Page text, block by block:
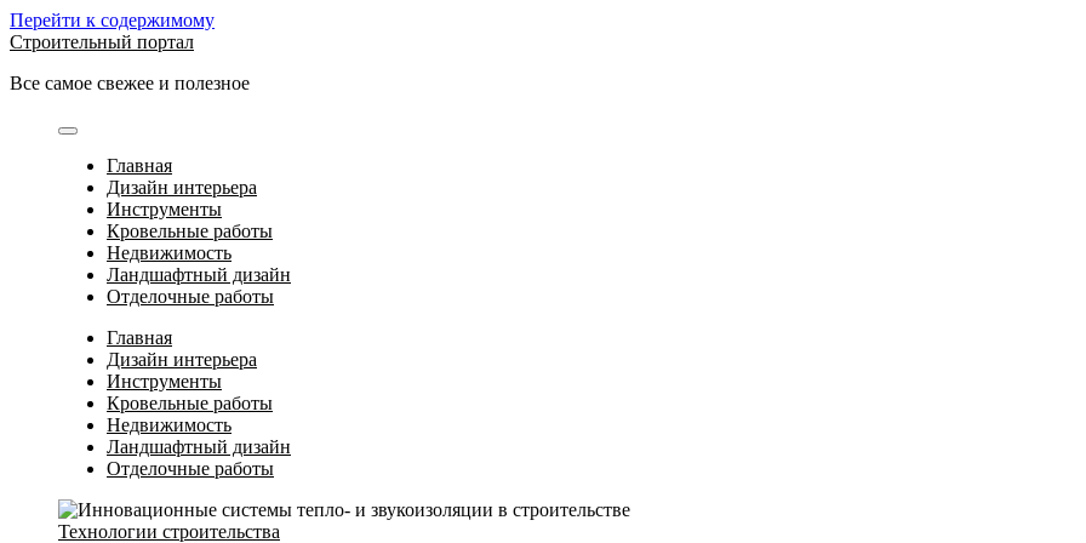
Перейти к содержимому
Строительный портал
Все самое свежее и полезное
Главная
Дизайн интерьера
Инструменты
Кровельные работы
Недвижимость
Ландшафтный дизайн
Отделочные работы
Главная
Дизайн интерьера
Инструменты
Кровельные работы
Недвижимость
Ландшафтный дизайн
Отделочные работы
Технологии строительства